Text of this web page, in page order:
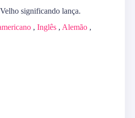
significando lança.
, Inglês , Alemão ,